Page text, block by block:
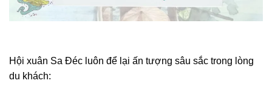
Hội xuân Sa Đéc luôn để lại ấn tượng sâu sắc trong lòng
du khách: